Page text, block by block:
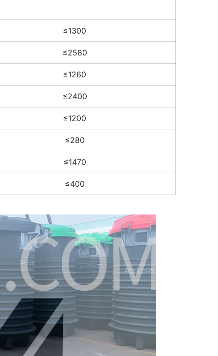
≤1300
≤2580
≤1260
≤2400
≤1200
≤280
≤1470
≤400